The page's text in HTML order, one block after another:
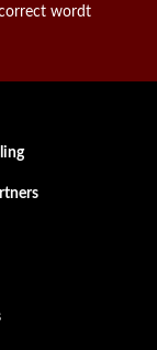
wordt
menu